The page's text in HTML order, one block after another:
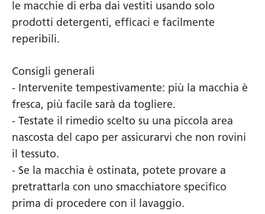
le macchie di erba dai vestiti usando solo
prodotti detergenti, efficaci e facilmente
reperibili.
Consigli generali
- Intervenite tempestivamente: più la macchia è
fresca, più facile sarà da togliere.
- Testate il rimedio scelto su una piccola area
nascosta del capo per assicurarvi che non rovini
il tessuto.
- Se la macchia è ostinata, potete provare a
pretrattarla con uno smacchiatore specifico
prima di procedere con il lavaggio.